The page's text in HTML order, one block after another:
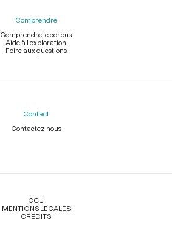
Comprendre
Comprendre le corpus
Aide à l'exploration
Foire aux questions
Contact
Contactez-nous
CGU
MENTIONS LÉGALES
CRÉDITS